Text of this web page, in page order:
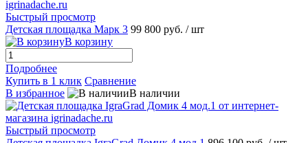
Быстрый просмотр
Детская площадка Марк 3 99 800 руб. / шт
В корзину
Подробнее
Купить в 1 клик Сравнение
В избранное
В наличии
Быстрый просмотр